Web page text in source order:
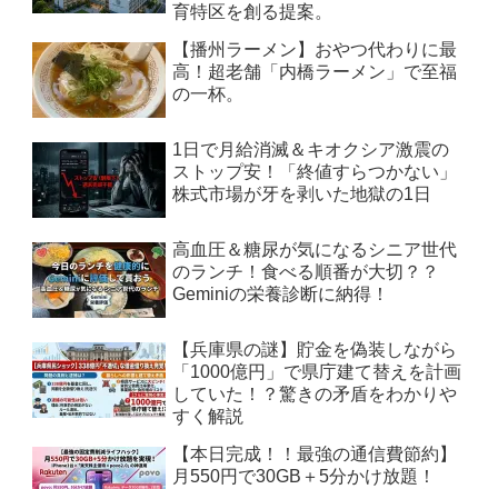
育特区を創る提案。
【播州ラーメン】おやつ代わりに最
高！超老舗「内橋ラーメン」で至福
の一杯。
1日で月給消滅＆キオクシア激震の
ストップ安！「終値すらつかない」
株式市場が牙を剥いた地獄の1日
高血圧＆糖尿が気になるシニア世代
のランチ！食べる順番が大切？？
Geminiの栄養診断に納得！
【兵庫県の謎】貯金を偽装しながら
「1000億円」で県庁建て替えを計画
していた！？驚きの矛盾をわかりや
すく解説
【本日完成！！最強の通信費節約】
月550円で30GB＋5分かけ放題！